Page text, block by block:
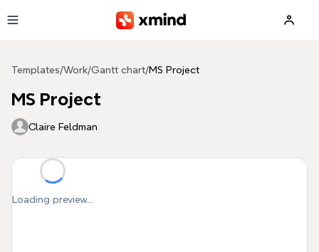
Templates/Work/Gantt chart/MS Project
MS Project
Claire Feldman
Loading preview...